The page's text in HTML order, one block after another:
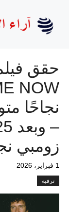
المحتوى
NOW
زومبي
1 فبراير، 2026
ترفيه